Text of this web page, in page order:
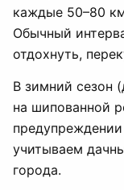
каждые 50–80
Обычный
отдохнуть,
В зимний сезон
на шипованной
учитываем
города.